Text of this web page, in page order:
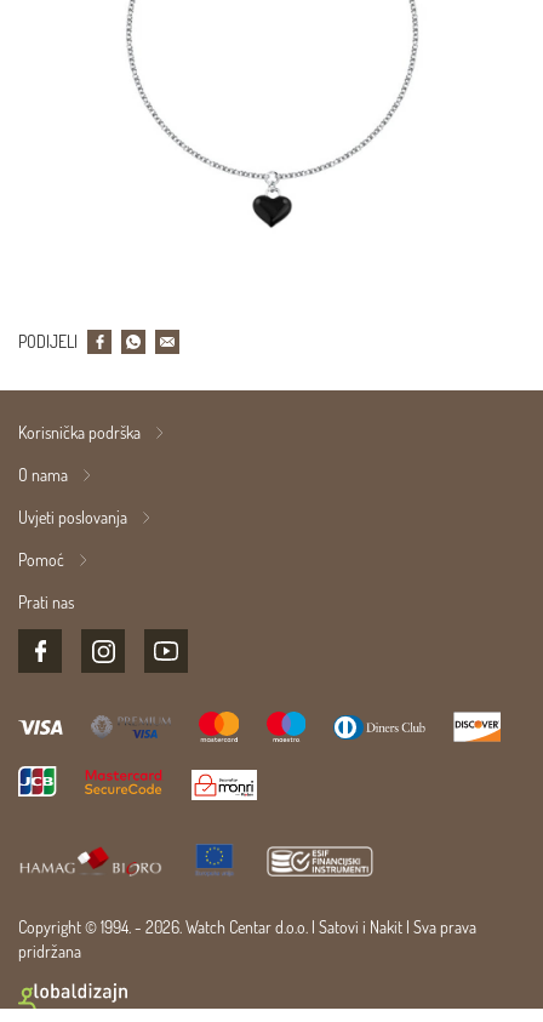
PODIJELI
Korisnička podrška
O nama
Uvjeti poslovanja
Pomoć
Prati nas
Copyright © 1994. - 2026. Watch Centar d.o.o. | Satovi i Nakit | Sva prava
pridržana